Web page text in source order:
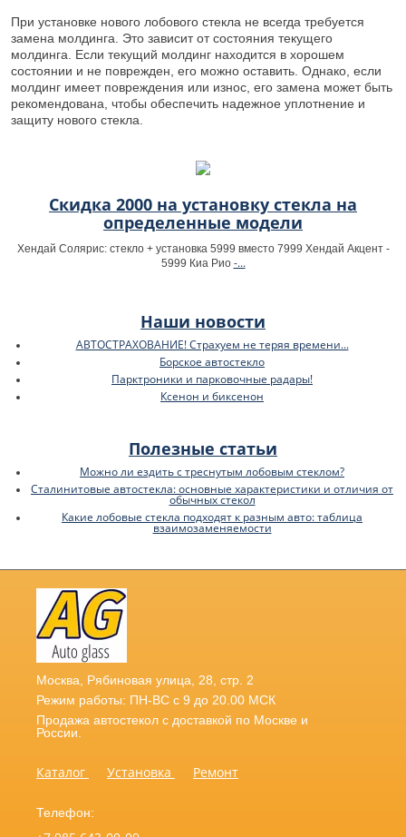
При установке нового лобового стекла не всегда требуется
замена молдинга. Это зависит от состояния текущего
молдинга. Если текущий молдинг находится в хорошем
состоянии и не поврежден, его можно оставить. Однако, если
молдинг имеет повреждения или износ, его замена может быть
рекомендована, чтобы обеспечить надежное уплотнение и
защиту нового стекла.
Скидка 2000 на установку стекла на
определенные модели
Хендай Солярис: стекло + установка 5999 вместо 7999 Хендай Акцент -
5999 Киа Рио -...
Наши новости
АВТОСТРАХОВАНИЕ! Страхуем не теряя времени...
Борское автостекло
Парктроники и парковочные радары!
Ксенон и биксенон
Полезные статьи
Можно ли ездить с треснутым лобовым стеклом?
Сталинитовые автостекла: основные характеристики и отличия от
обычных стекол
Какие лобовые стекла подходят к разным авто: таблица
взаимозаменяемости
Москва
Рябиновая улица, 28, стр. 2
Режим работы: ПН-ВС с 9 до 20.00 МСК
Продажа автостекол с доставкой по Москве и
России.
Каталог Установка Ремонт
Телефон: